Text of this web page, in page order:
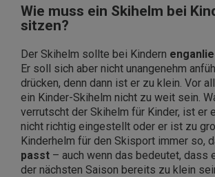
Wie muss ein Skihelm bei
sitzen?
Der Skihelm sollte bei Kindern
Er soll sich aber nicht unangenehm
drücken, denn dann ist er zu klein. Vor
ein Kinder-Skihelm nicht zu weit sein.
verrutscht der Skihelm für Kinder, ist er
nicht richtig eingestellt oder er ist zu
Kinderhelm für den Skisport immer so,
passt – auch wenn das bedeutet, dass
der nächsten Saison bereits zu klein